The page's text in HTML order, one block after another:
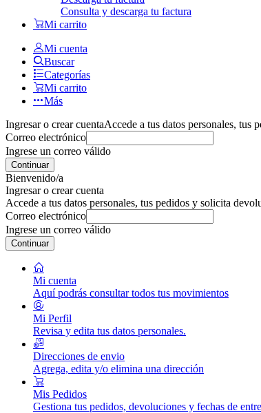
Consulta y descarga tu factura
Mi carrito
Mi cuenta
Buscar
Categorías
Mi carrito
Más
Ingresar o crear cuentaAccede a tus datos personales, tus
Correo electrónico
Ingrese un correo válido
Continuar
Bienvenido/a
Ingresar o crear cuenta
Accede a tus datos personales, tus pedidos y solicita
Correo electrónico
Ingrese un correo válido
Continuar
Mi cuenta
Aquí podrás consultar todos tus movimientos
Mi Perfil
Revisa y edita tus datos personales.
Direcciones de envio
Agrega, edita y/o elimina una dirección
Mis Pedidos
Gestiona tus pedidos, devoluciones y fechas de